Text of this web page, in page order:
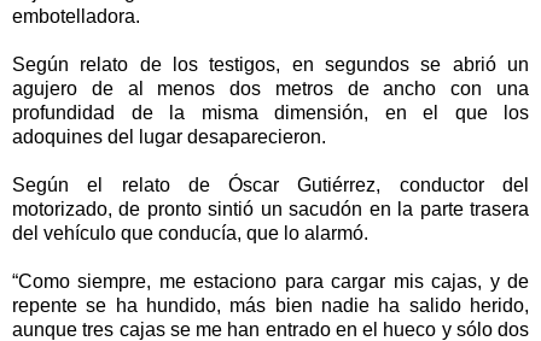
embotelladora.
Según relato de los testigos, en segundos se abrió un
agujero de al menos dos metros de ancho con una
profundidad de la misma dimensión, en el que los
adoquines del lugar desaparecieron.
Según el relato de Óscar Gutiérrez, conductor del
motorizado, de pronto sintió un sacudón en la parte trasera
del vehículo que conducía, que lo alarmó.
“Como siempre, me estaciono para cargar mis cajas, y de
repente se ha hundido, más bien nadie ha salido herido,
aunque tres cajas se me han entrado en el hueco y sólo dos